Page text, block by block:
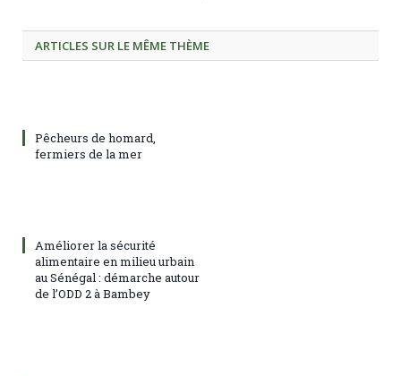
ARTICLES SUR LE MÊME THÈME
Pêcheurs de homard,
fermiers de la mer
Améliorer la sécurité
alimentaire en milieu urbain
au Sénégal : démarche autour
de l’ODD 2 à Bambey